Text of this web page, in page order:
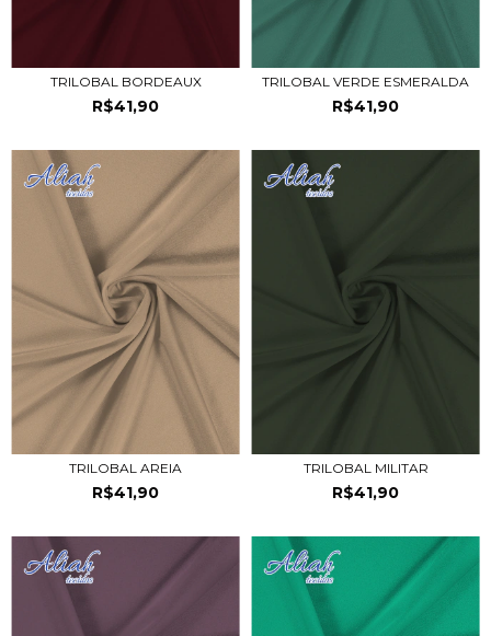
TRILOBAL BORDEAUX
R$41,90
TRILOBAL VERDE ESMERALDA
R$41,90
TRILOBAL AREIA
R$41,90
TRILOBAL MILITAR
R$41,90